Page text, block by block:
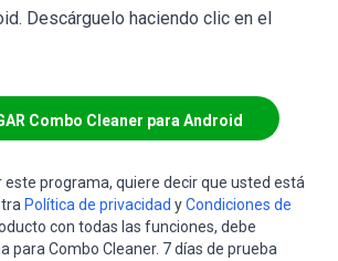
Descárguelo haciendo clic en el
Combo Cleaner para Android
este programa, quiere decir que usted está
Política de privacidad yCondiciones de
con todas las funciones, debe
para Combo Cleaner. 7 días de prueba